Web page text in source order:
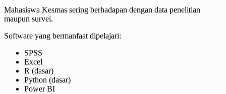
Mahasiswa Kesmas sering berhadapan dengan data penelitian
maupun survei.
Software yang bermanfaat dipelajari:
SPSS
Excel
R (dasar)
Python (dasar)
Power BI